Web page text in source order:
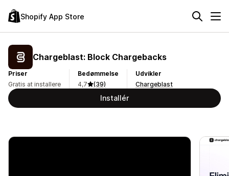
Shopify App Store
Chargeblast: Block Chargebacks
Priser
Gratis at installere
Bedømmelse
4,7
(39)
Udvikler
Chargeblast
Installér